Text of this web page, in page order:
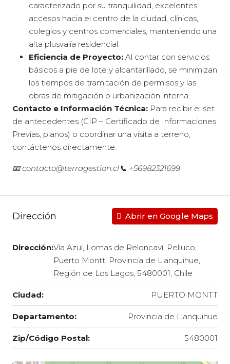
caracterizado por su tranquilidad, excelentes
accesos hacia el centro de la ciudad, clínicas,
colegios y centros comerciales, manteniendo una
alta plusvalía residencial.
Eficiencia de Proyecto: Al contar con servicios
básicos a pie de lote y alcantarillado, se minimizan
los tiempos de tramitación de permisos y las
obras de mitigación o urbanización interna.
Contacto e Información Técnica: Para recibir el set
de antecedentes (CIP – Certificado de Informaciones
Previas, planos) o coordinar una visita a terreno,
contáctenos directamente.
📧 contacto@terragestion.cl📞 +56982321699
Dirección Abrir en Google Maps
Dirección:Vía Azul, Lomas de Reloncaví, Pelluco,
Puerto Montt, Provincia de Llanquihue,
Región de Los Lagos, 5480001, Chile
Ciudad: PUERTO MONTT
Departamento: Provincia de Llanquihue
Zip/Código Postal: 5480001